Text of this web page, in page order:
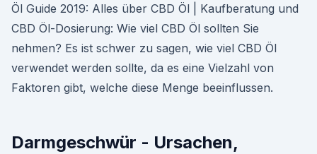
Öl Guide 2019: Alles über CBD Öl | Kaufberatung und
CBD Öl-Dosierung: Wie viel CBD Öl sollten Sie
nehmen? Es ist schwer zu sagen, wie viel CBD Öl
verwendet werden sollte, da es eine Vielzahl von
Faktoren gibt, welche diese Menge beeinflussen.
Darmgeschwür - Ursachen,